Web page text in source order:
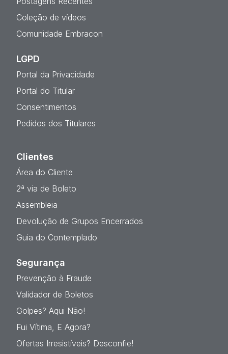
Coleção de vídeos
Comunidade Embracon
LGPD
Portal da Privacidade
Portal do Titular
Consentimentos
Pedidos dos Titulares
Clientes
Área do Cliente
2ª via de Boleto
Assembleia
Devolução de Grupos Encerrados
Guia do Contemplado
Segurança
Prevenção à Fraude
Validador de Boletos
Golpes? Aqui Não!
Fui Vítima, E Agora?
Ofertas Irresistíveis? Desconfie!